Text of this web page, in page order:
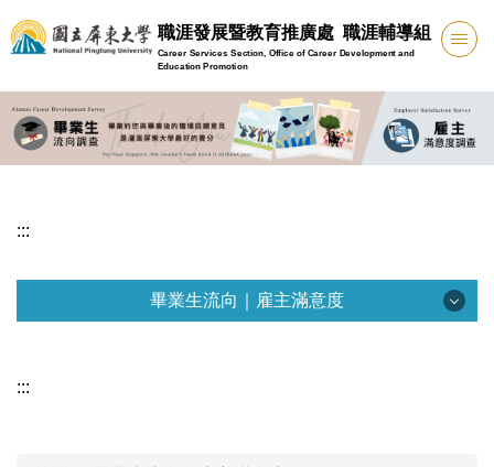
跳
到
要
內
容
職涯發展暨教育推廣處 職涯輔導組
Career Services Section, Office of Career Development and
Education Promotion
:::
畢業生流向｜雇主滿意度
:::